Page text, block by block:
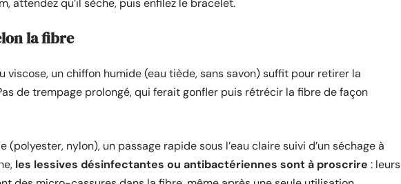
attendez qu’il sèche, puis enfilez le bracelet.
la fibre
viscose, un chiffon humide (eau tiède, sans savon) suffit pour retirer la
de trempage prolongé, qui ferait gonfler puis rétrécir la fibre de façon
(polyester, nylon), un passage rapide sous l’eau claire suivi d’un séchage à
les lessives désinfectantes ou antibactériennes sont à proscrire : leurs